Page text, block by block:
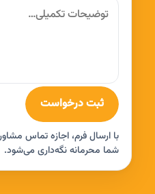
ثبت درخواست
با ارسال فرم، اجازه تماس
شما محرمانه نگه‌داری می‌شود.